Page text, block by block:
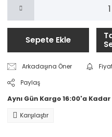
Sepete Ekle
Arkadaşına Öner
Paylaş
Aynı Gün Kargo 16:00'a
Karşılaştır